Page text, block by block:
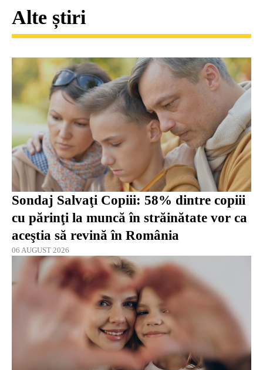
Alte știri
Sondaj Salvaţi Copiii: 58% dintre copiii
cu părinţi la muncă în străinătate vor ca
aceştia să revină în România
06 AUGUST 2026